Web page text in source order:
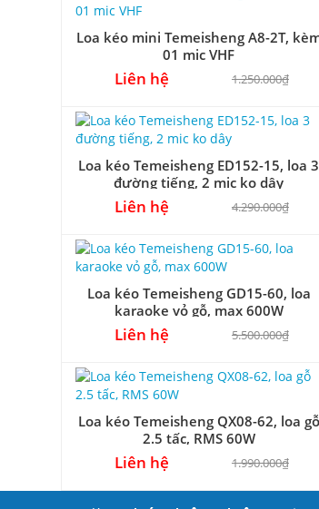
Loa kéo mini Temeisheng A8-2T,
01 mic VHF
Liên hệ 1.250.000₫
Loa kéo Temeisheng ED152-15, loa 3
đường tiếng, 2 mic ko dây
Liên hệ 4.290.000₫
Loa kéo Temeisheng GD15-60, loa
karaoke vỏ gỗ, max 600W
Liên hệ 5.500.000₫
Loa kéo Temeisheng QX08-62, loa gỗ
2.5 tấc, RMS 60W
Liên hệ 1.990.000₫